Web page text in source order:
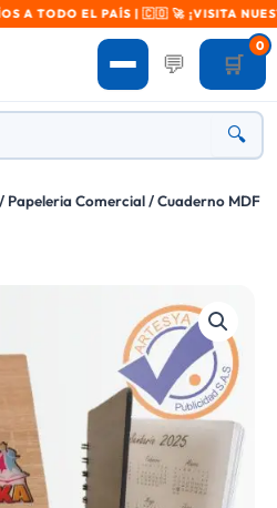
EL PAÍS | 🇨🇴 🚀 ¡VISITA
💬 🛒
0
🔍
/ Papeleria Comercial/ Cuaderno MDF